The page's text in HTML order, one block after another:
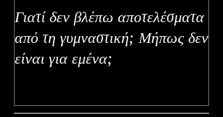
Γιατί δεν βλέπω αποτελέσματα
από τη γυμναστική; Μήπως δεν
είναι για εμένα;